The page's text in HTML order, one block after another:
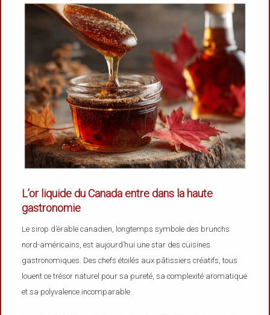
L’or liquide du Canada entre dans la haute
gastronomie
Le sirop d’érable canadien, longtemps symbole des brunchs
nord-américains, est aujourd’hui une star des cuisines
gastronomiques. Des chefs étoilés aux pâtissiers créatifs, tous
louent ce trésor naturel pour sa pureté, sa complexité aromatique
et sa polyvalence incomparable.